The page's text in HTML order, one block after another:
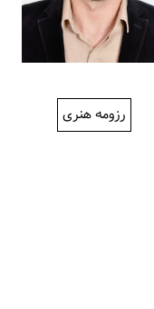
رزومه هنری